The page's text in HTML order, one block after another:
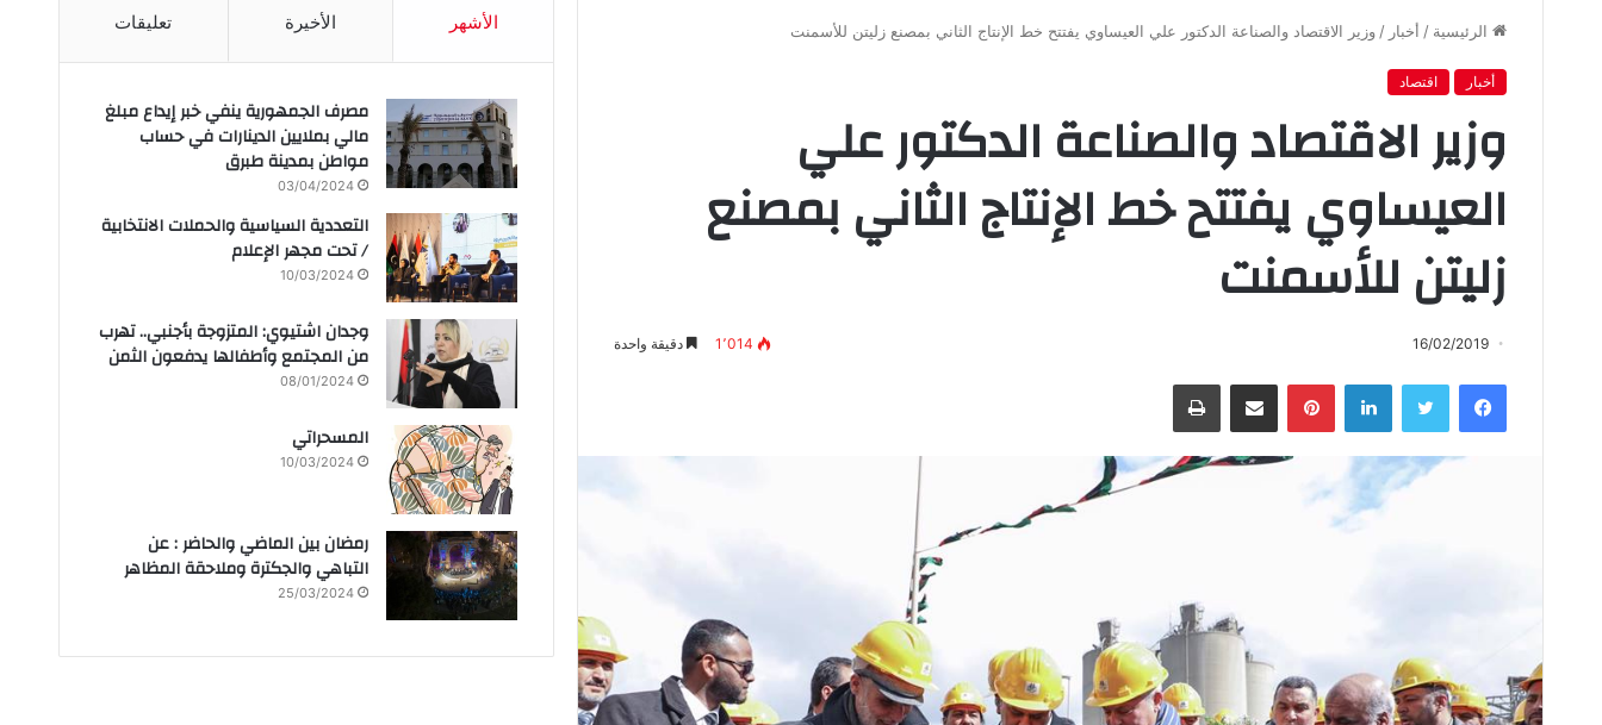
الرئيسية / أخبار / وزير الاقتصاد والصناعة الدكتور علي العيساوي يفتتح خط الإنتاج الثاني بمصنع زليتن للأسمنت
أخبار اقتصاد
وزير الاقتصاد والصناعة الدكتور علي
العيساوي يفتتح خط الإنتاج الثاني بمصنع
زليتن للأسمنت
16/02/2019 1٬014 دقيقة واحدة
فيسبوك تويتر لينكدإن بينتيريست مشاركة عبر البريد طباعة
الأشهر الأخيرة تعليقات
مصرف الجمهورية ينفي خبر إيداع مبلغ
مالي بملايين الدينارات في حساب
مواطن بمدينة طبرق
03/04/2024
التعددية السياسية والحملات الانتخابية
/ تحت مجهر الإعلام
10/03/2024
وجدان اشتيوي: المتزوجة بأجنبي.. تهرب
من المجتمع وأطفالها يدفعون الثمن
08/01/2024
المسحراتي
10/03/2024
رمضان بين الماضي والحاضر : عن
التباهي والجكترة وملاحقة المظاهر
25/03/2024